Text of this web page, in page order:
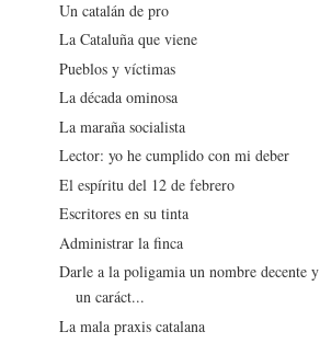
Un catalán de pro
La Cataluña que viene
Pueblos y víctimas
La década ominosa
La maraña socialista
Lector: yo he cumplido con mi deber
El espíritu del 12 de febrero
Escritores en su tinta
Administrar la finca
Darle a la poligamia un nombre decente y
un caráct...
La mala praxis catalana